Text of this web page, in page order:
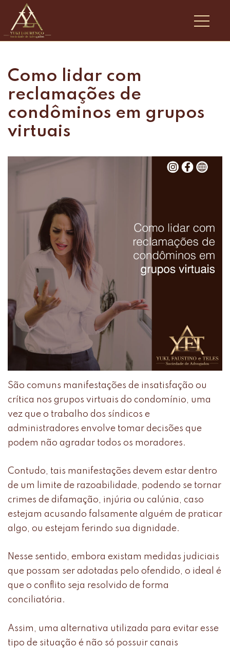
Como lidar com
reclamações de
condôminos em grupos
virtuais
São comuns manifestações de insatisfação ou
crítica nos grupos virtuais do condomínio, uma
vez que o trabalho dos síndicos e
administradores envolve tomar decisões que
podem não agradar todos os moradores.
Contudo, tais manifestações devem estar dentro
de um limite de razoabilidade, podendo se tornar
crimes de difamação, injúria ou calúnia, caso
estejam acusando falsamente alguém de praticar
algo, ou estejam ferindo sua dignidade.
Nesse sentido, embora existam medidas judiciais
que possam ser adotadas pelo ofendido, o ideal é
que o conflito seja resolvido de forma
conciliatória.
Assim, uma alternativa utilizada para evitar esse
tipo de situação é não só possuir canais